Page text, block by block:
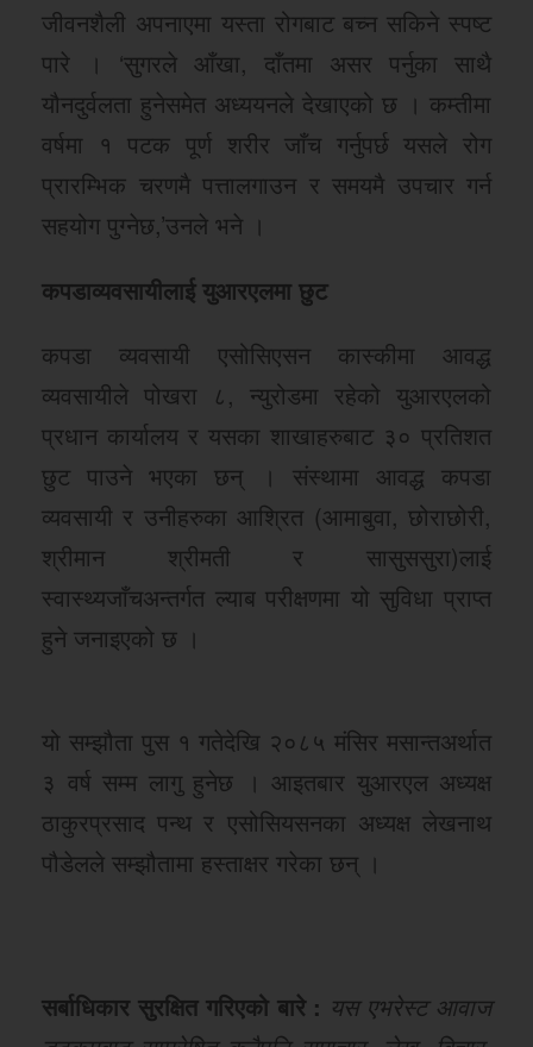
जीवनशैली अपनाएमा यस्ता रोगबाट बच्न सकिने स्पष्ट
पारे । ‘सुगरले आँखा, दाँतमा असर पर्नुका साथै
यौनदुर्वलता हुनेसमेत अध्ययनले देखाएको छ । कम्तीमा
वर्षमा १ पटक पूर्ण शरीर जाँच गर्नुपर्छ यसले रोग
प्रारम्भिक चरणमै पत्तालगाउन र समयमै उपचार गर्न
सहयोग पुग्नेछ,’उनले भने ।
कपडाव्यवसायीलाई युआरएलमा छुट
कपडा व्यवसायी एसोसिएसन कास्कीमा आवद्ध
व्यवसायीले पोखरा ८, न्युरोडमा रहेको युआरएलको
प्रधान कार्यालय र यसका शाखाहरुबाट ३० प्रतिशत
छुट पाउने भएका छन् । संस्थामा आवद्ध कपडा
व्यवसायी र उनीहरुका आश्रित (आमाबुवा, छोराछोरी,
श्रीमान श्रीमती र सासुससुरा)लाई
स्वास्थ्यजाँचअन्तर्गत ल्याब परीक्षणमा यो सुविधा प्राप्त
हुने जनाइएको छ ।
यो सम्झौता पुस १ गतेदेखि २०८५ मंसिर मसान्तअर्थात
३ वर्ष सम्म लागु हुनेछ । आइतबार युआरएल अध्यक्ष
ठाकुरप्रसाद पन्थ र एसोसियसनका अध्यक्ष लेखनाथ
पौडेलले सम्झौतामा हस्ताक्षर गरेका छन् ।
सर्बाधिकार सुरक्षित गरिएको बारे : यस एभरेस्ट आवाज